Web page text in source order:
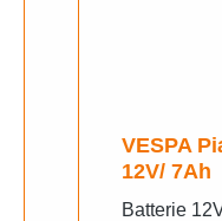
VESPA
12V/ 7Ah
Batterie